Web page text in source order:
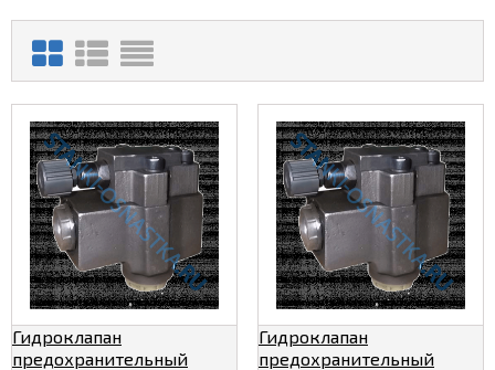
Гидроклапан
предохранительный
Гидроклапан
предохранительный